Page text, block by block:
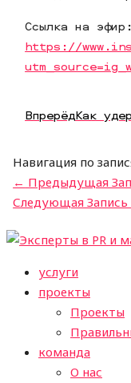
Ссылка на эфир:
https://
ВпрерёдКак
Навигация по
← Предыдущая
Следующая Запись
услуги
проекты
Проекты
команда
О нас